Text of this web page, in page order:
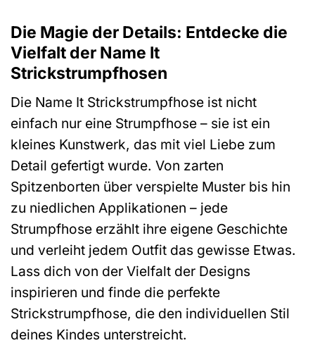
Die Magie der Details: Entdecke die
Vielfalt der Name It
Strickstrumpfhosen
Die Name It Strickstrumpfhose ist nicht
einfach nur eine Strumpfhose – sie ist ein
kleines Kunstwerk, das mit viel Liebe zum
Detail gefertigt wurde. Von zarten
Spitzenborten über verspielte Muster bis hin
zu niedlichen Applikationen – jede
Strumpfhose erzählt ihre eigene Geschichte
und verleiht jedem Outfit das gewisse Etwas.
Lass dich von der Vielfalt der Designs
inspirieren und finde die perfekte
Strickstrumpfhose, die den individuellen Stil
deines Kindes unterstreicht.